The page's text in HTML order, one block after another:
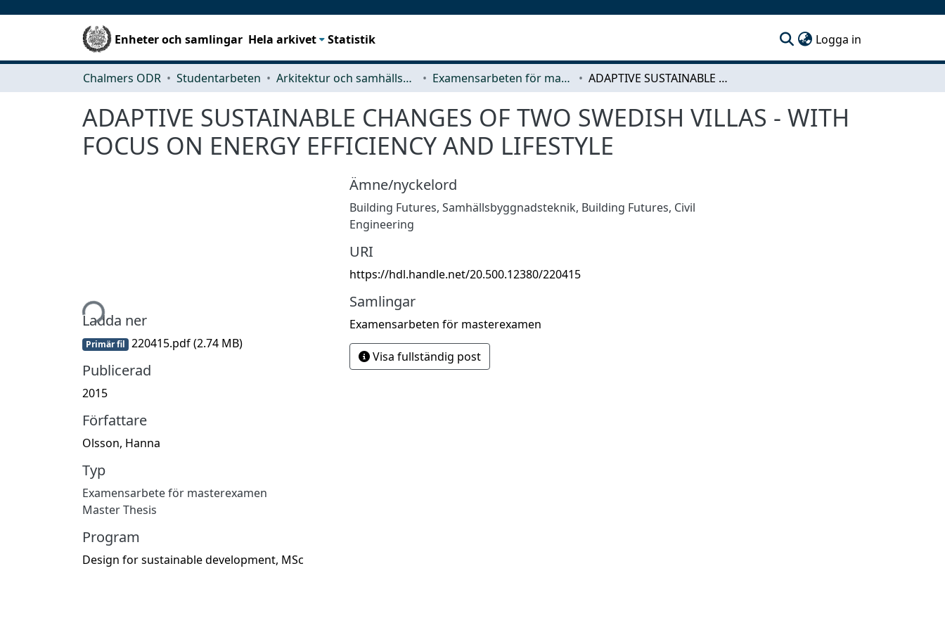
Enheter och samlingar Hela arkivet Statistik Logga in
Chalmers ODR Studentarbeten Arkitektur och samhällsbyggnadsteknik (ACE) Examensarbeten för masterexamen ADAPTIVE SUSTAINABLE CHANGES OF TWO SWEDISH VILLAS - WITH FOCUS ON ENERGY EFFICIENCY AND LIFESTYLE
ADAPTIVE SUSTAINABLE CHANGES OF TWO SWEDISH VILLAS - WITH
FOCUS ON ENERGY EFFICIENCY AND LIFESTYLE
Hämtar...
Ladda ner
Primär fil 220415.pdf(2.74 MB)
Publicerad
2015
Författare
Olsson, Hanna
Typ
Examensarbete för masterexamen
Master Thesis
Program
Design for sustainable development, MSc
Ämne/nyckelord
Building Futures, Samhällsbyggnadsteknik, Building Futures, Civil
Engineering
URI
https://hdl.handle.net/20.500.12380/220415
Samlingar
Examensarbeten för masterexamen
Visa fullständig post